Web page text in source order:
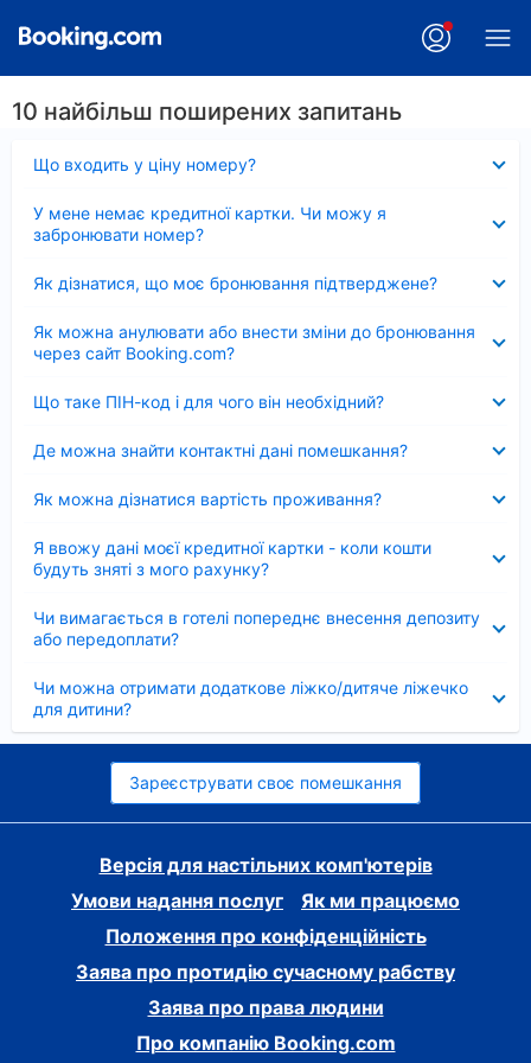
10 найбільш поширених запитань
Що входить у ціну номеру?
У мене немає кредитної картки. Чи можу я
забронювати номер?
Як дізнатися, що моє бронювання підтверджене?
Як можна анулювати або внести зміни до бронювання
через сайт Booking.com?
Що таке ПІН-код і для чого він необхідний?
Де можна знайти контактні дані помешкання?
Як можна дізнатися вартість проживання?
Я ввожу дані моєї кредитної картки - коли кошти
будуть зняті з мого рахунку?
Чи вимагається в готелі попереднє внесення депозиту
або передоплати?
Чи можна отримати додаткове ліжко/дитяче ліжечко
для дитини?
Зареєструвати своє помешкання
Версія для настільних комп'ютерів
Умови надання послуг
Як ми працюємо
Положення про конфіденційність
Заява про протидію сучасному рабству
Заява про права людини
Про компанію Booking.com